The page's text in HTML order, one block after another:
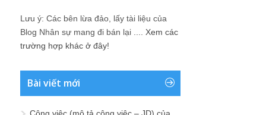
Lưu ý: Các bên lừa đảo, lấy tài liệu của
Blog Nhân sự mang đi bán lại .... Xem các
trường hợp khác ở đây!
Bài viết mới